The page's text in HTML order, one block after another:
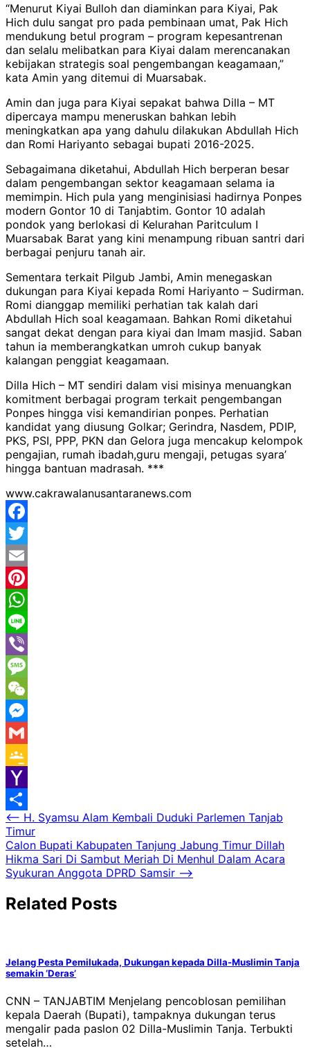
“Menurut Kiyai Bulloh dan diaminkan para Kiyai, Pak
Hich dulu sangat pro pada pembinaan umat, Pak Hich
mendukung betul program – program kepesantrenan
dan selalu melibatkan para Kiyai dalam merencanakan
kebijakan strategis soal pengembangan keagamaan,”
kata Amin yang ditemui di Muarsabak.
Amin dan juga para Kiyai sepakat bahwa Dilla – MT
dipercaya mampu meneruskan bahkan lebih
meningkatkan apa yang dahulu dilakukan Abdullah Hich
dan Romi Hariyanto sebagai bupati 2016-2025.
Sebagaimana diketahui, Abdullah Hich berperan besar
dalam pengembangan sektor keagamaan selama ia
memimpin. Hich pula yang menginisiasi hadirnya Ponpes
modern Gontor 10 di Tanjabtim. Gontor 10 adalah
pondok yang berlokasi di Kelurahan Paritculum I
Muarsabak Barat yang kini menampung ribuan santri dari
berbagai penjuru tanah air.
Sementara terkait Pilgub Jambi, Amin menegaskan
dukungan para Kiyai kepada Romi Hariyanto – Sudirman.
Romi dianggap memiliki perhatian tak kalah dari
Abdullah Hich soal keagamaan. Bahkan Romi diketahui
sangat dekat dengan para kiyai dan Imam masjid. Saban
tahun ia memberangkatkan umroh cukup banyak
kalangan penggiat keagamaan.
Dilla Hich – MT sendiri dalam visi misinya menuangkan
komitment berbagai program terkait pengembangan
Ponpes hingga visi kemandirian ponpes. Perhatian
kandidat yang diusung Golkar; Gerindra, Nasdem, PDIP,
PKS, PSI, PPP, PKN dan Gelora juga mencakup kelompok
pengajian, rumah ibadah,guru mengaji, petugas syara’
hingga bantuan madrasah. ***
www.cakrawalanusantaranews.com
Facebook
Twitter
Email
Pinterest
WhatsApp
Line
Viber
Message
WeChat
Messenger
Gmail
Google
Classroom
Yahoo
Mail
Share
Navigasi
pos
⟵ H. Syamsu Alam Kembali Duduki Parlemen Tanjab
Timur
Calon Bupati Kabupaten Tanjung Jabung Timur Dillah
Hikma Sari Di Sambut Meriah Di Menhul Dalam Acara
Syukuran Anggota DPRD Samsir ⟶
Related Posts
Jelang Pesta Pemilukada, Dukungan kepada Dilla-Muslimin Tanja
semakin ‘Deras’
CNN – TANJABTIM Menjelang pencoblosan pemilihan
kepala Daerah (Bupati), tampaknya dukungan terus
mengalir pada paslon 02 Dilla-Muslimin Tanja. Terbukti
setelah…